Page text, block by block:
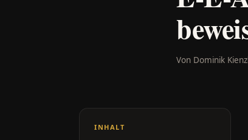
Von Dominik
INHALT